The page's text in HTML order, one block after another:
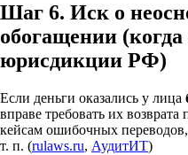
Шаг 6. Иск о
обогащении
юрисдикции РФ)
Если деньги оказались у лица
вправе требовать их возврата
кейсам ошибочных
т. п. (rulaws.ru, АудитИТ)